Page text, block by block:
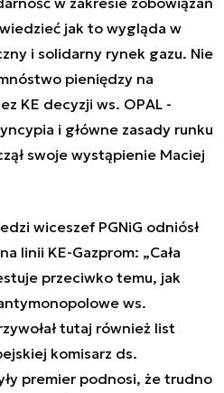
jak to wygląda w
i solidarny rynek gazu. Nie
pieniędzy na
KE decyzji ws. OPAL -
i główne zasady runku
swoje wystąpienie Maciej
wiceszef PGNiG odniósł
linii KE-Gazprom: „Cała
przeciwko temu, jak
ws.
tutaj również list
komisarz ds.
premier podnosi, że trudno